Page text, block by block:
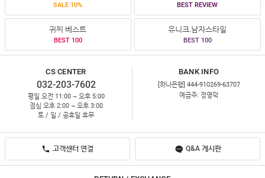
SALE 10% BEST REVIEW
귀찌 베스트
BEST 100
유니크.남자스타일
BEST 100
CS CENTER
032-203-7602
평일 오전 11:00 ~ 오후 5:00
점심 오후 2:00 ~ 오후 3:00
토 / 일 / 공휴일 휴무
BANK INFO
[하나은행] 444-910269-63707
예금주: 정영덕
고객센터 연결 Q&A 게시판